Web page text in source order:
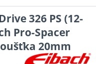
326 PS (12-
Pro-Spacer
20mm